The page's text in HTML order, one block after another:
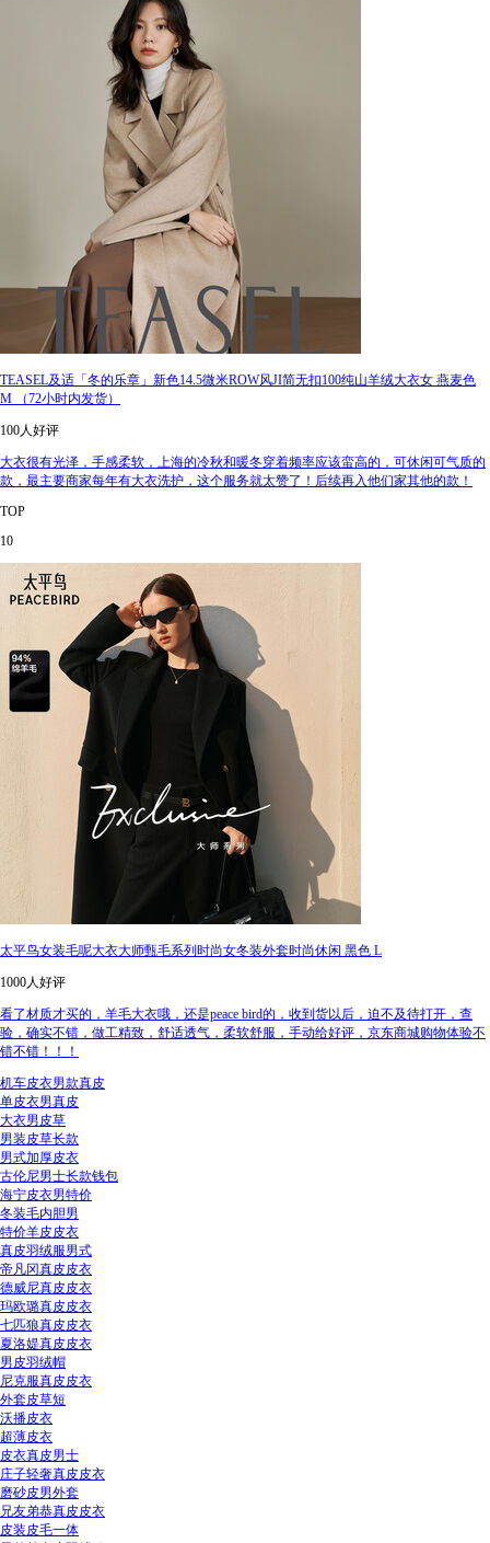
TEASEL及适「冬的乐章」新色14.5微米ROW风JI简无扣100纯山羊绒大衣女 燕麦色
M （72小时内发货）
100人好评
大衣很有光泽，手感柔软，上海的冷秋和暖冬穿着频率应该蛮高的，可休闲可气质的
款，最主要商家每年有大衣洗护，这个服务就太赞了！后续再入他们家其他的款！
TOP
10
太平鸟女装毛呢大衣大师甄毛系列时尚女冬装外套时尚休闲 黑色 L
1000人好评
看了材质才买的，羊毛大衣哦，还是peace bird的，收到货以后，迫不及待打开，查
验，确实不错，做工精致，舒适透气，柔软舒服，手动给好评，京东商城购物体验不
错不错！！！
机车皮衣男款真皮
单皮衣男真皮
大衣男皮草
男装皮草长款
男式加厚皮衣
古伦尼男士长款钱包
海宁皮衣男特价
冬装毛内胆男
特价羊皮皮衣
真皮羽绒服男式
帝凡冈真皮皮衣
德威尼真皮皮衣
玛欧璐真皮皮衣
七匹狼真皮皮衣
夏洛媞真皮皮衣
男皮羽绒帽
尼克服真皮皮衣
外套皮草短
沃播皮衣
超薄皮衣
皮衣真皮男士
庄子轻奢真皮皮衣
磨砂皮男外套
兄友弟恭真皮皮衣
皮装皮毛一体